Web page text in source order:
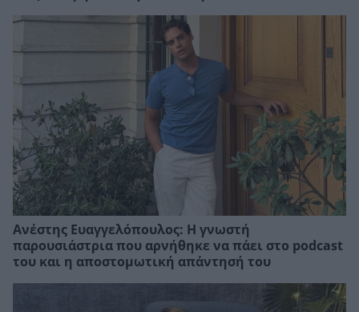
Ανέστης Ευαγγελόπουλος: Η γνωστή
παρουσιάστρια που αρνήθηκε να πάει στο podcast
του και η αποστομωτική απάντησή του